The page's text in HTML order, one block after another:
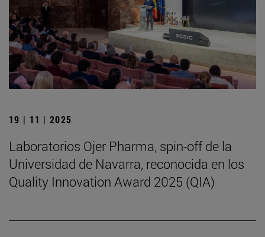
19 | 11 | 2025
Laboratorios Ojer Pharma, spin-off de la
Universidad de Navarra, reconocida en los
Quality Innovation Award 2025 (QIA)